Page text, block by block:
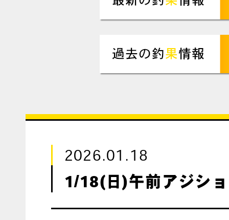
2026.01.18
1/18(日)午前アジシ